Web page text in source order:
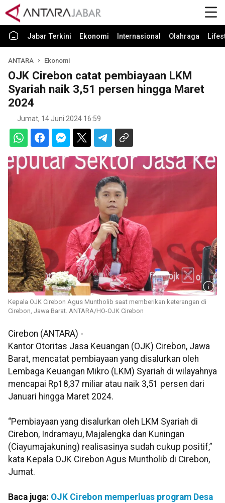
Jabar Terkini Ekonomi Internasional Olahraga
ANTARA Ekonomi
OJK Cirebon catat pembiayaan LKM
Syariah naik 3,51 persen hingga Maret
2024
Jumat, 14 Juni 2024 16:59
Kepala OJK Cirebon Agus Muntholib saat memberikan keterangan di
Cirebon, Jawa Barat. ANTARA/HO-OJK Cirebon
Cirebon (ANTARA) -
Kantor Otoritas Jasa Keuangan (OJK) Cirebon, Jawa
Barat, mencatat pembiayaan yang disalurkan oleh
Lembaga Keuangan Mikro (LKM) Syariah di wilayahnya
mencapai Rp18,37 miliar atau naik 3,51 persen dari
Januari hingga Maret 2024.
“Pembiayaan yang disalurkan oleh LKM Syariah di
Cirebon, Indramayu, Majalengka dan Kuningan
(Ciayumajakuning) realisasinya sudah cukup positif,”
kata Kepala OJK Cirebon Agus Muntholib di Cirebon,
Jumat.
Baca juga: OJK Cirebon memperluas program Desa